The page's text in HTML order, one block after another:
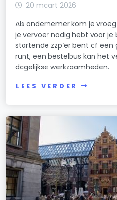
20 maart 2026
Als ondernemer kom je
je vervoer nodig hebt voor je
startende zzp’er bent of
runt, een bestelbus kan het
dagelijkse werkzaamheden.
LEES VERDER